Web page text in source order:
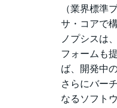
（業界標準
サ・コアで
ノプシスは
フォームも
ば、開発中
さらにバー
なるソフト